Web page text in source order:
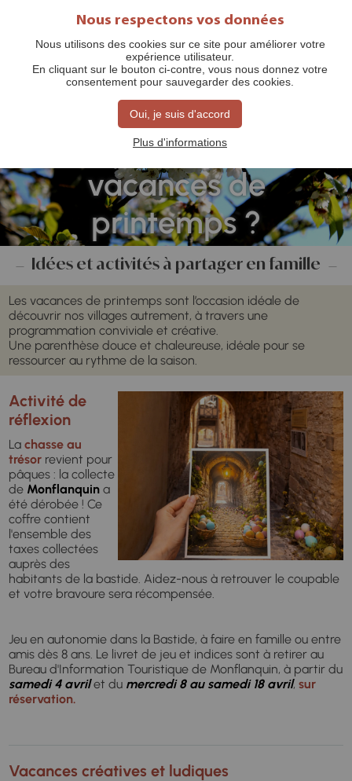
Que faire pendant les
vacances de
printemps ?
Idées et activités à partager en famille
Les vacances de printemps sont l’occasion idéale de
découvrir nos villages autrement, à travers une
programmation conviviale et créative.
Une parenthèse douce et chaleureuse, idéale pour se
ressourcer au rythme de la saison.
Activité de
réflexion
Lachasse au
trésor revient pour
pâques : la collecte
de Monflanquin a
été dérobée ! Ce
coffre contient
l'ensemble des
taxes collectées
auprès des
habitants de la bastide. Aidez-nous à retrouver le coupable
et votre bravoure sera récompensée.
Jeu en autonomie dans la Bastide, à faire en famille ou entre
amis dès 8 ans. Le livret de jeu et indices sont à retirer au
Bureau d'Information Touristique de Monflanquin, à partir du
samedi 4 avrilet du mercredi 8 au samedi 18 avril, sur
réservation.
Vacances créatives et ludiques
Nous respectons vos données
Nous utilisons des cookies sur ce site pour améliorer votre
expérience utilisateur.
En cliquant sur le bouton ci-contre, vous nous donnez votre
consentement pour sauvegarder des cookies.
Oui, je suis d'accord
Plus d'informations